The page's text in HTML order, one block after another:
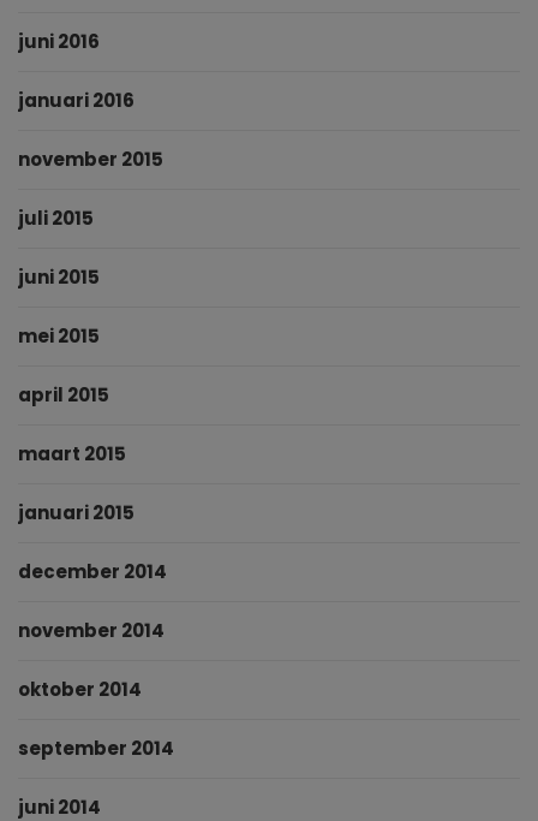
juni 2016
januari 2016
november 2015
juli 2015
juni 2015
mei 2015
april 2015
maart 2015
januari 2015
december 2014
november 2014
oktober 2014
september 2014
juni 2014